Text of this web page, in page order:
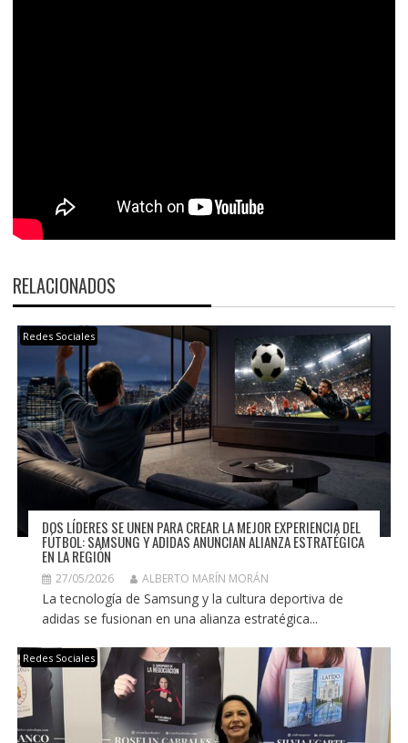
RELACIONADOS
Redes Sociales
DOS LÍDERES SE UNEN PARA CREAR LA MEJOR EXPERIENCIA DEL
FÚTBOL: SAMSUNG Y ADIDAS ANUNCIAN ALIANZA ESTRATÉGICA
EN LA REGIÓN
27/05/2026 ALBERTO MARÍN MORÁN
La tecnología de Samsung y la cultura deportiva de
adidas se fusionan en una alianza estratégica...
Redes Sociales